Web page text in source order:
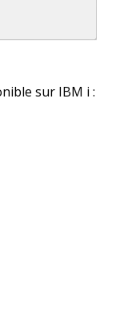
sur IBM i :